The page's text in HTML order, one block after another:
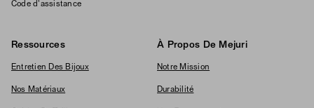
Code d'assistance
Ressources
Entretien Des Bijoux
Nos Matériaux
À Propos De Mejuri
Notre Mission
Durabilité